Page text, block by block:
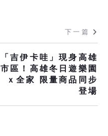
下一篇
「吉伊卡哇」現身高雄
市區！高雄冬日遊樂園
ｘ全家 限量商品同步
登場